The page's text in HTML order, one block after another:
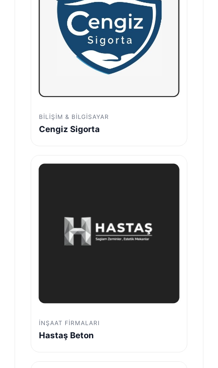
BILIŞIM & BILGISAYAR
Cengiz Sigorta
İNŞAAT FIRMALARI
Hastaş Beton